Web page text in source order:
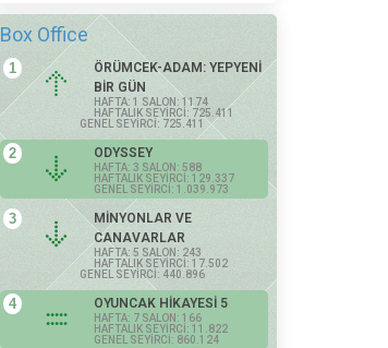
Box Office
1
ÖRÜMCEK-ADAM: YEPYENİ
BİR GÜN
HAFTA: 1 SALON: 1174
HAFTALIK SEYİRCİ: 725.411
GENEL SEYİRCİ: 725.411
2 ODYSSEY
HAFTA: 3 SALON: 588
HAFTALIK SEYİRCİ: 129.337
GENEL SEYİRCİ: 1.039.973
3
MİNYONLAR VE
CANAVARLAR
HAFTA: 5 SALON: 243
HAFTALIK SEYİRCİ: 17.502
GENEL SEYİRCİ: 440.896
4 OYUNCAK HİKAYESİ 5
HAFTA: 7 SALON: 166
HAFTALIK SEYİRCİ: 11.822
GENEL SEYİRCİ: 860.124